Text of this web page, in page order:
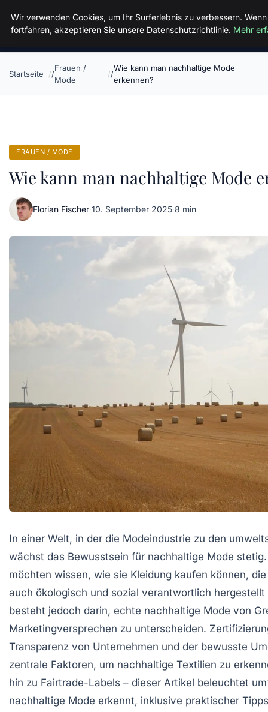
Sizilien Fewo
Startseite
Frauen /
Mode
Wie kann man nachhaltige Mode
erkennen?
FRAUEN / MODE
Wie kann man nachhaltige Mode
Florian Fischer·10. September 2025·8 min
In einer Welt, in der die Modeindustrie zu den
wächst das Bewusstsein für nachhaltige Mode
möchten wissen, wie sie Kleidung kaufen können,
auch ökologisch und sozial verantwortlich
besteht jedoch darin, echte nachhaltige Mode von
Marketingversprechen zu unterscheiden.
Transparenz von Unternehmen und der bewusste
zentrale Faktoren, um nachhaltige Textilien zu
hin zu Fairtrade-Labels – dieser Artikel beleuchtet
nachhaltige Mode erkennt, inklusive praktischer
Wir verwenden Cookies, um Ihr Surferlebnis zu verbessern. Wenn
fortfahren, akzeptieren Sie unsere Datenschutzrichtlinie. Mehr